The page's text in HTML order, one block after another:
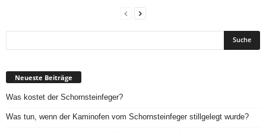
Neueste Beiträge
Was kostet der Schornsteinfeger?
Was tun, wenn der Kaminofen vom Schornsteinfeger stillgelegt wurde?